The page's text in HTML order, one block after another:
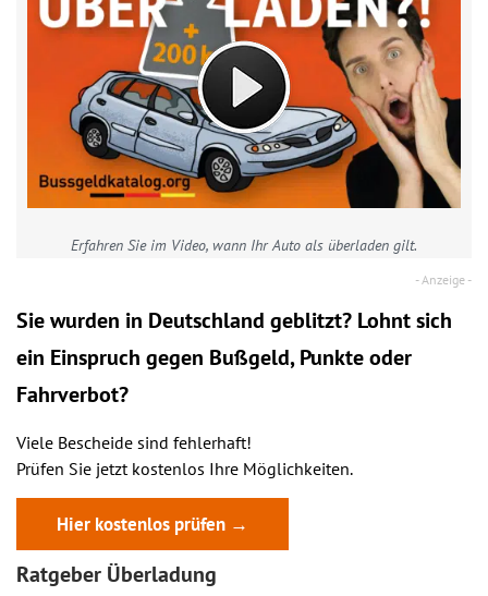
Erfahren Sie im Video, wann Ihr Auto als überladen gilt.
Sie wurden in Deutschland geblitzt? Lohnt sich
ein Einspruch gegen Bußgeld, Punkte oder
Fahrverbot?
Viele Bescheide sind fehlerhaft!
Prüfen Sie jetzt kostenlos Ihre Möglichkeiten.
Hier kostenlos prüfen →
Ratgeber Überladung